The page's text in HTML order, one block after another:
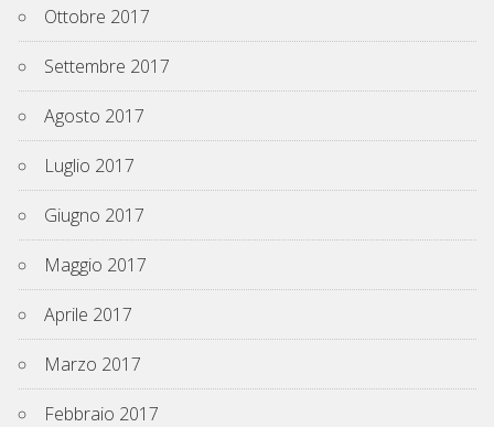
Ottobre 2017
Settembre 2017
Agosto 2017
Luglio 2017
Giugno 2017
Maggio 2017
Aprile 2017
Marzo 2017
Febbraio 2017